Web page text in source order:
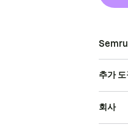
추가 도
회사